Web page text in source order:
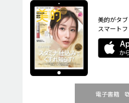
美的がタ
スマート
電子書籍